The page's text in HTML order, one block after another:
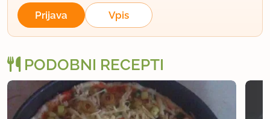
Prijava Vpis
PODOBNI RECEPTI